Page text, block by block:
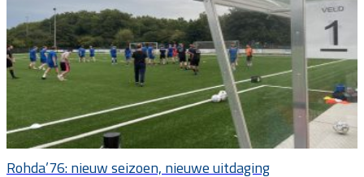
Rohda’76: nieuw seizoen, nieuwe uitdaging